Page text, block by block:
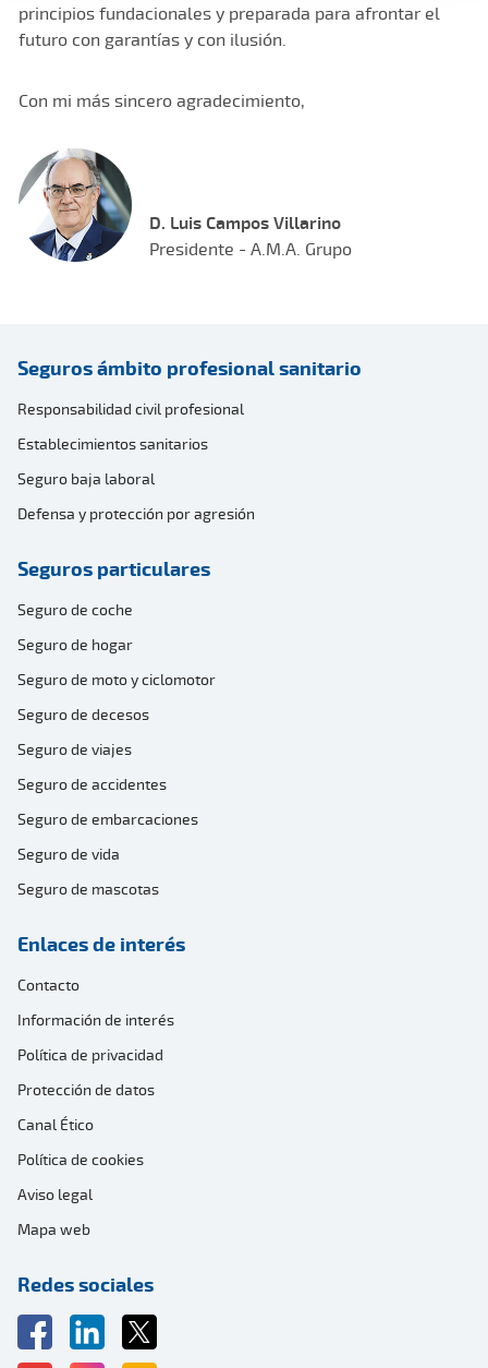
principios fundacionales y preparada para afrontar el
futuro con garantías y con ilusión.
Con mi más sincero agradecimiento,
D. Luis Campos Villarino
Presidente - A.M.A. Grupo
Seguros ámbito profesional sanitario
Responsabilidad civil profesional
Establecimientos sanitarios
Seguro baja laboral
Defensa y protección por agresión
Seguros particulares
Seguro de coche
Seguro de hogar
Seguro de moto y ciclomotor
Seguro de decesos
Seguro de viajes
Seguro de accidentes
Seguro de embarcaciones
Seguro de vida
Seguro de mascotas
Enlaces de interés
Contacto
Información de interés
Política de privacidad
Protección de datos
Canal Ético
Política de cookies
Aviso legal
Mapa web
Redes sociales